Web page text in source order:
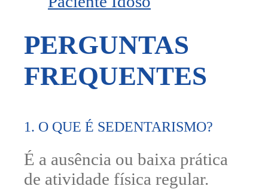
PERGUNTAS
FREQUENTES
1. O QUE É SEDENTARISMO?
É a ausência ou baixa prática
de atividade física regular.